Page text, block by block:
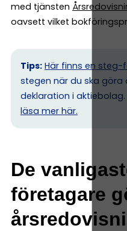
med tjänsten
oavsett vilket
Tips: Här finns en
stegen när du ska göra
deklaration i
läsa mer här.
De
företagare